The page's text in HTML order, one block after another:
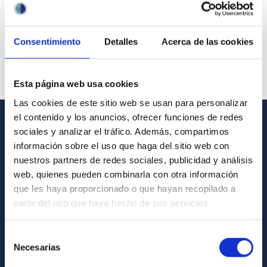
Consentimiento Detalles Acerca de las cookies
Esta página web usa cookies
Las cookies de este sitio web se usan para personalizar
el contenido y los anuncios, ofrecer funciones de redes
sociales y analizar el tráfico. Además, compartimos
información sobre el uso que haga del sitio web con
nuestros partners de redes sociales, publicidad y análisis
web, quienes pueden combinarla con otra información
que les haya proporcionado o que hayan recopilado a
partir del uso que haya hecho de sus servicios.
Necesarias
GENERAL INFORMATION
Contact
How to get to the IAC
List of personnel
Library
General register